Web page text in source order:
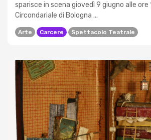
sparisce in scena giovedì 9 giugno alle ore
Circondariale di Bologna ...
Arte Carcere Spettacolo Teatrale